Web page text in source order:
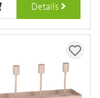
Details